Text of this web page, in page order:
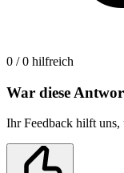
0 / 0 hilfreich
War diese
Ihr Feedback hilft uns,